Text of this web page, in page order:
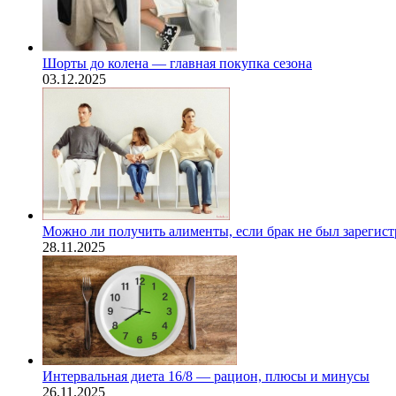
Шорты до колена — главная покупка сезона
03.12.2025
Можно ли получить алименты, если брак не был
28.11.2025
Интервальная диета 16/8 — рацион, плюсы и минусы
26.11.2025